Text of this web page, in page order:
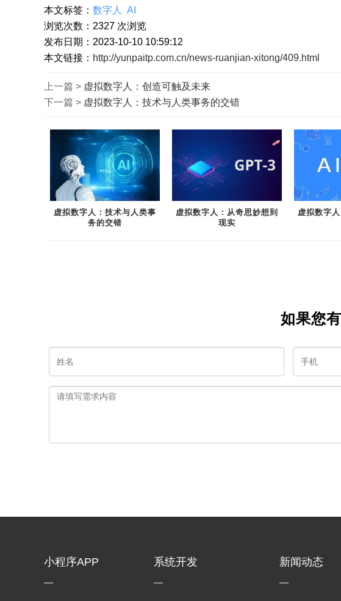
本文标签： 数字人
AI
浏览次数： 2327 次浏览
发布日期：2023-10-10 10:59:12
本文链接： http://yunpaitp.com.cn/news-ruanjian-xitong/409.html
上一篇 > 虚拟数字人：创造可触及未来
下一篇 > 虚拟数字人：技术与人类事务的交错
虚拟数字人：技术与人类事
务的交错
虚拟数字人：从奇思妙想到
现实
虚拟数字
如果您
小程序APP 系统开发 新闻动态